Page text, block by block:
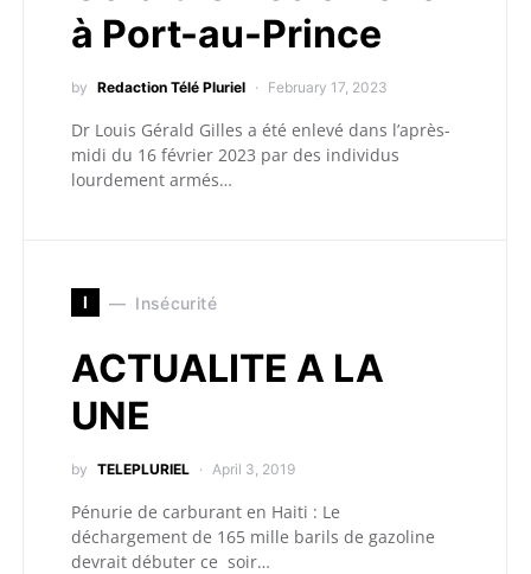
à Port-au-Prince
by Redaction Télé Pluriel February 17, 2023
Dr Louis Gérald Gilles a été enlevé dans l’après-
midi du 16 février 2023 par des individus
lourdement armés…
I Insécurité
ACTUALITE A LA
UNE
by TELEPLURIEL April 3, 2019
Pénurie de carburant en Haiti : Le
déchargement de 165 mille barils de gazoline
devrait débuter ce soir…